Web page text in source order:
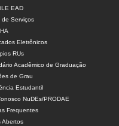
EAD
de Serviços
Eletrônicos
RUs
Acadêmico de Graduação
de Grau
Estudantil
NuDEs/PRODAE
Frequentes
Abertos